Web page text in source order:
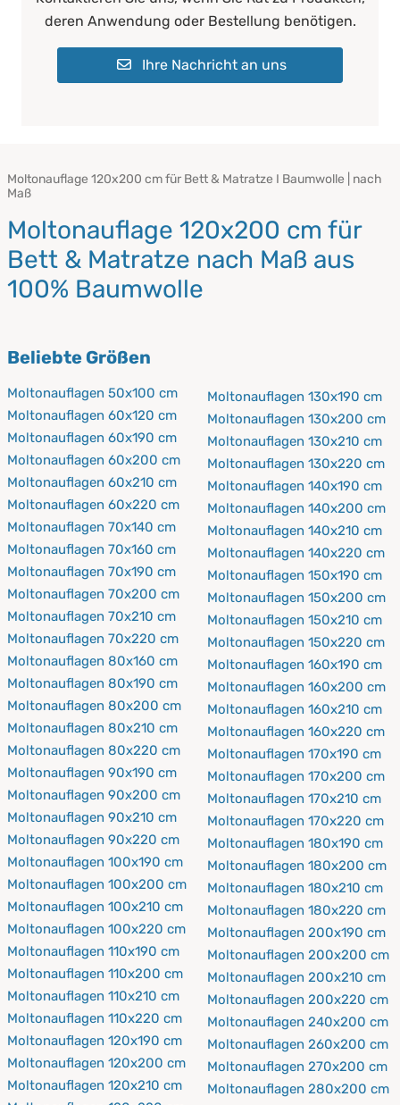
deren Anwendung oder Bestellung benötigen.
Ihre Nachricht an uns
Moltonauflage 120x200 cm für Bett & Matratze I Baumwolle | nach
Maß
Moltonauflage 120x200 cm für
Bett & Matratze nach Maß aus
100% Baumwolle
Beliebte Größen
Moltonauflagen 50x100 cm
Moltonauflagen 60x120 cm
Moltonauflagen 60x190 cm
Moltonauflagen 60x200 cm
Moltonauflagen 60x210 cm
Moltonauflagen 60x220 cm
Moltonauflagen 70x140 cm
Moltonauflagen 70x160 cm
Moltonauflagen 70x190 cm
Moltonauflagen 70x200 cm
Moltonauflagen 70x210 cm
Moltonauflagen 70x220 cm
Moltonauflagen 80x160 cm
Moltonauflagen 80x190 cm
Moltonauflagen 80x200 cm
Moltonauflagen 80x210 cm
Moltonauflagen 80x220 cm
Moltonauflagen 90x190 cm
Moltonauflagen 90x200 cm
Moltonauflagen 90x210 cm
Moltonauflagen 90x220 cm
Moltonauflagen 100x190 cm
Moltonauflagen 100x200 cm
Moltonauflagen 100x210 cm
Moltonauflagen 100x220 cm
Moltonauflagen 110x190 cm
Moltonauflagen 110x200 cm
Moltonauflagen 110x210 cm
Moltonauflagen 110x220 cm
Moltonauflagen 120x190 cm
Moltonauflagen 120x200 cm
Moltonauflagen 120x210 cm
Moltonauflagen 130x190 cm
Moltonauflagen 130x200 cm
Moltonauflagen 130x210 cm
Moltonauflagen 130x220 cm
Moltonauflagen 140x190 cm
Moltonauflagen 140x200 cm
Moltonauflagen 140x210 cm
Moltonauflagen 140x220 cm
Moltonauflagen 150x190 cm
Moltonauflagen 150x200 cm
Moltonauflagen 150x210 cm
Moltonauflagen 150x220 cm
Moltonauflagen 160x190 cm
Moltonauflagen 160x200 cm
Moltonauflagen 160x210 cm
Moltonauflagen 160x220 cm
Moltonauflagen 170x190 cm
Moltonauflagen 170x200 cm
Moltonauflagen 170x210 cm
Moltonauflagen 170x220 cm
Moltonauflagen 180x190 cm
Moltonauflagen 180x200 cm
Moltonauflagen 180x210 cm
Moltonauflagen 180x220 cm
Moltonauflagen 200x190 cm
Moltonauflagen 200x200 cm
Moltonauflagen 200x210 cm
Moltonauflagen 200x220 cm
Moltonauflagen 240x200 cm
Moltonauflagen 260x200 cm
Moltonauflagen 270x200 cm
Moltonauflagen 280x200 cm